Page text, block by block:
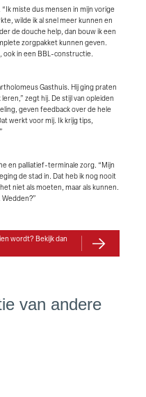
miste dus mensen in mijn vorige
wilde ik al snel meer kunnen en
de douche help, dan bouw ik een
zorgpakket kunnen geven.
ook in een BBL-constructie.
Gasthuis. Hij ging praten
zegt hij. De stijl van opleiden
geven feedback over de hele
werkt voor mij. Ik krijg tips,
en palliatief-terminale zorg. “Mijn
de stad in. Dat heb ik nog nooit
niet als moeten, maar als kunnen.
wordt? Bekijk dan
van andere